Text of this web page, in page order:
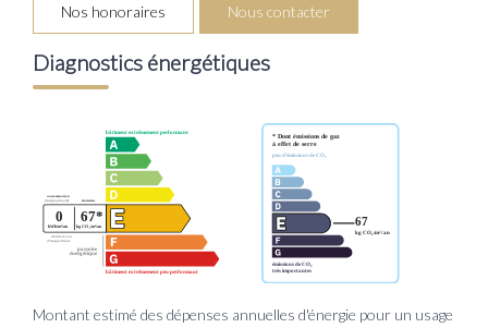
Nos honoraires Nous contacter
Diagnostics énergétiques
Montant estimé des dépenses annuelles d'énergie pour un usage